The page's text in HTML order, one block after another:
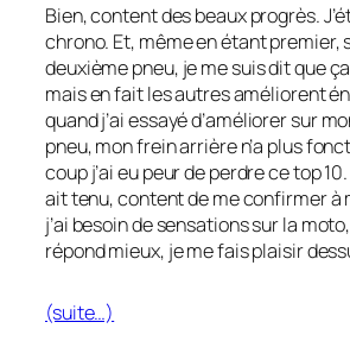
Bien, content des beaux progrès.
chrono. Et, même en étant premier,
deuxième pneu, je me suis dit que
mais en fait les autres améliorent
quand j’ai essayé d’améliorer sur
pneu, mon frein arrière n’a plus
coup j’ai eu peur de perdre ce top
ait tenu, content de me confirmer à
j’ai besoin de sensations sur la
répond mieux, je me fais plaisir
(suite…)